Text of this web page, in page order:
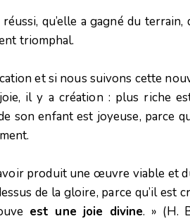
qu’elle a gagné du terrain,
triomphal.
et si nous suivons cette
il y a création : plus riche
son enfant est joyeuse, parce
produit une œuvre viable et
de la gloire, parce qu’il est
est une joie divine. » (H.